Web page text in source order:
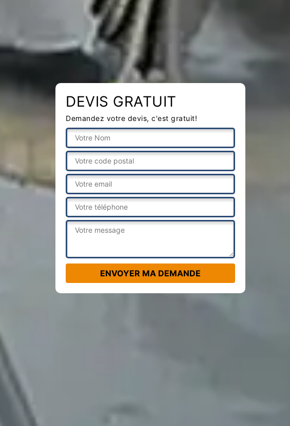
DEVIS GRATUIT
Demandez votre devis, c'est gratuit!